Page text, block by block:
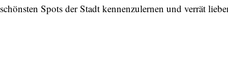
schönsten Spots der Stadt kennenzulernen und verrät